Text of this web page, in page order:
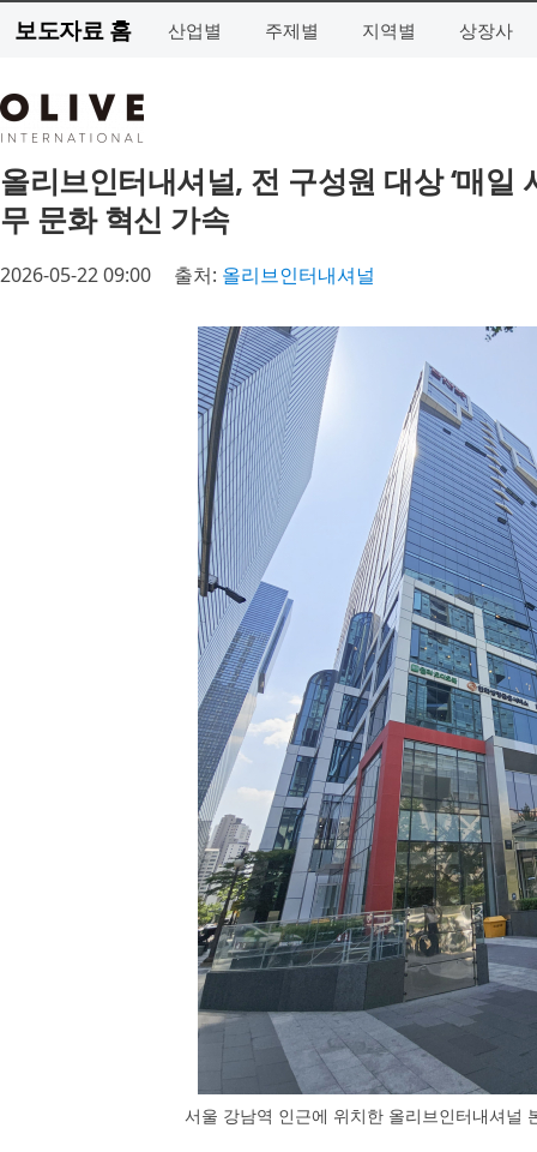
보도자료 홈 산업별 주제별 지역별 상장사
올리브인터내셔널, 전 구성원 대상 ‘매일
무 문화 혁신 가속
2026-05-22 09:00 출처: 올리브인터내셔널
서울 강남역 인근에 위치한 올리브인터내셔널